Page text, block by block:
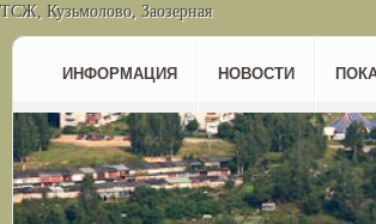
ТСЖ, Кузьмолово, Заозерная
ИНФОРМАЦИЯ НОВОСТИ